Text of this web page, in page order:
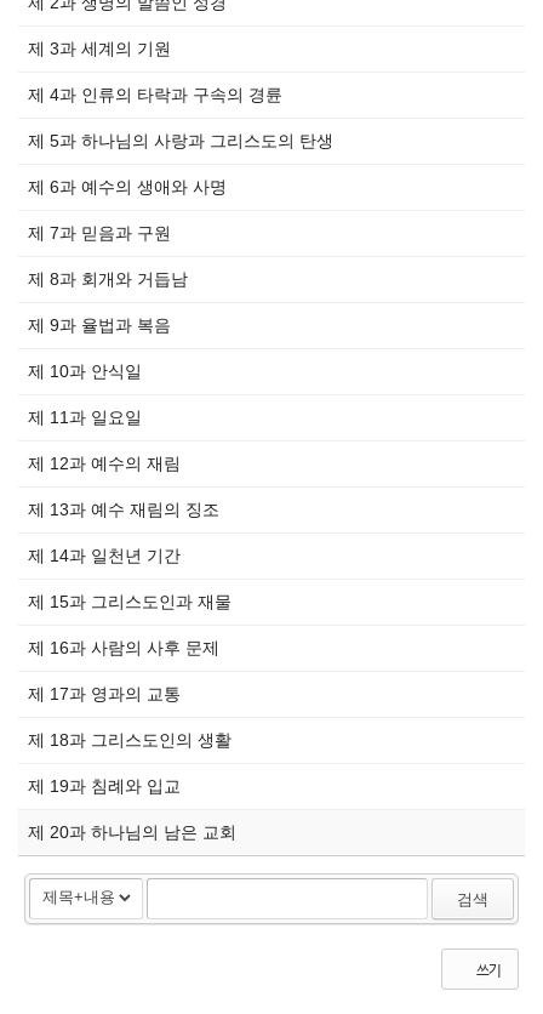
제 3과 세계의 기원
제 4과 인류의 타락과 구속의 경륜
제 5과 하나님의 사랑과 그리스도의 탄생
제 6과 예수의 생애와 사명
제 7과 믿음과 구원
제 8과 회개와 거듭남
제 9과 율법과 복음
제 10과 안식일
제 11과 일요일
제 12과 예수의 재림
제 13과 예수 재림의 징조
제 14과 일천년 기간
제 15과 그리스도인과 재물
제 16과 사람의 사후 문제
제 17과 영과의 교통
제 18과 그리스도인의 생활
제 19과 침례와 입교
제 20과 하나님의 남은 교회
검색
쓰기